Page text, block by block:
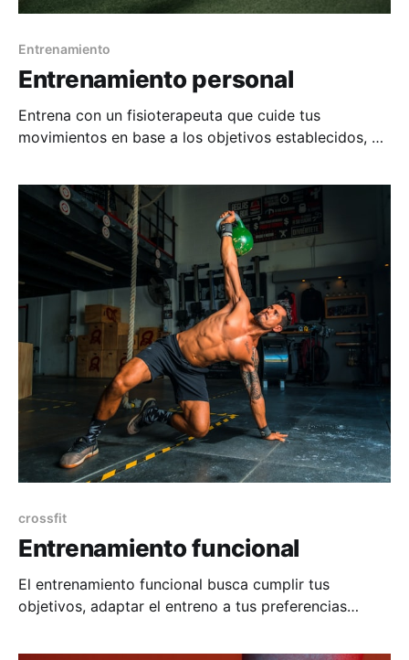
Entrenamiento
Entrenamiento personal
Entrena con un fisioterapeuta que cuide tus
movimientos en base a los objetivos establecidos, y
crossfit
Entrenamiento funcional
El entrenamiento funcional busca cumplir tus
objetivos, adaptar el entreno a tus preferencias
grupos musculares que se parezcan a las actividades